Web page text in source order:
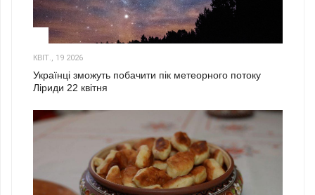
КВІТ., 19 2026
Українці зможуть побачити пік метеорного потоку
Ліриди 22 квітня